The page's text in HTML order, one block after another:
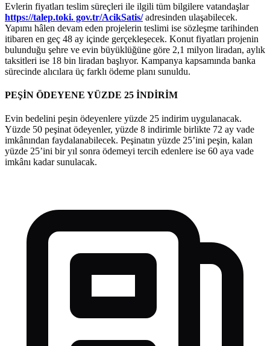
Evlerin fiyatları teslim süreçleri ile ilgili tüm bilgilere vatandaşlar
https://talep.toki. gov.tr/AcikSatis/adresinden ulaşabilecek.
Yapımı hâlen devam eden projelerin teslimi ise sözleşme tarihinden
itibaren en geç 48 ay içinde gerçekleşecek. Konut fiyatları projenin
bulunduğu şehre ve evin büyüklüğüne göre 2,1 milyon liradan, aylık
taksitleri ise 18 bin liradan başlıyor. Kampanya kapsamında banka
sürecinde alıcılara üç farklı ödeme planı sunuldu.
PEŞİN ÖDEYENE YÜZDE 25 İNDİRİM
Evin bedelini peşin ödeyenlere yüzde 25 indirim uygulanacak.
Yüzde 50 peşinat ödeyenler, yüzde 8 indirimle birlikte 72 ay vade
imkânından faydalanabilecek. Peşinatın yüzde 25’ini peşin, kalan
yüzde 25’ini bir yıl sonra ödemeyi tercih edenlere ise 60 aya vade
imkânı kadar sunulacak.